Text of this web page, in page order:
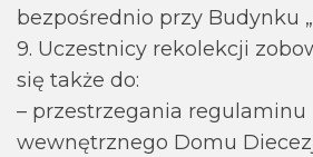
bezpośrednio przy Budynku
9. Uczestnicy rekolekcji
się także do:
– przestrzegania regulaminu
wewnętrznego Domu